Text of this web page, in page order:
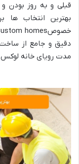
قبلی و به روز بودن و
دقیق و جامع از
مدت‌ رویای خانه